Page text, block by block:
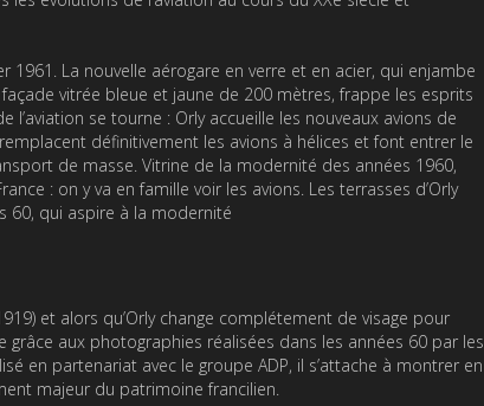
1961. La nouvelle aérogare en verre et en acier, qui enjambe
vitrée bleue et jaune de 200 mètres, frappe les esprits
se tourne : Orly accueille les nouveaux avions de
définitivement les avions à hélices et font entrer le
de masse. Vitrine de la modernité des années 1960,
: on y va en famille voir les avions. Les terrasses d’Orly
60, qui aspire à la modernité
et alors qu’Orly change complétement de visage pour
aux photographies réalisées dans les années 60 par les
en partenariat avec le groupe ADP, il s’attache à montrer en
majeur du patrimoine francilien.